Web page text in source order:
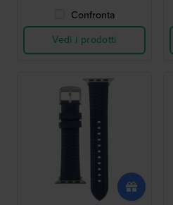
Confronta
Vedi i prodotti